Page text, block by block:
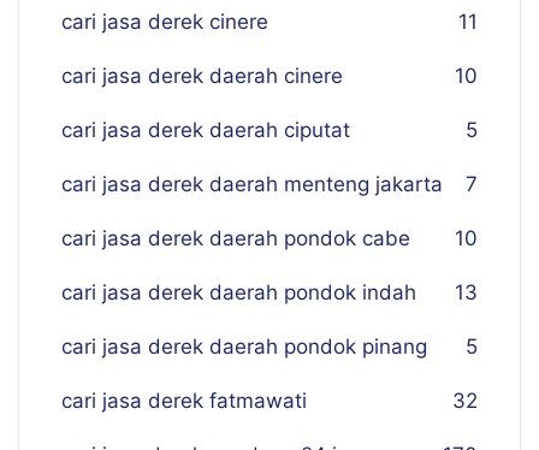
cari jasa derek cinere 11
cari jasa derek daerah cinere 10
cari jasa derek daerah ciputat 5
cari jasa derek daerah menteng jakarta 7
cari jasa derek daerah pondok cabe 10
cari jasa derek daerah pondok indah 13
cari jasa derek daerah pondok pinang 5
cari jasa derek fatmawati 32